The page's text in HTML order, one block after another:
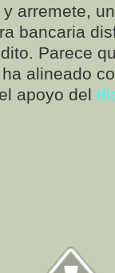
arremete,
bancaria
Parece
alineado
apoyo del